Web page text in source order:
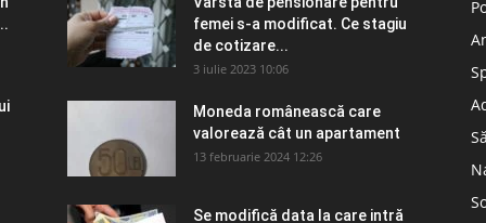
femei s-a modificat. Ce stagiu
de cotizare...
3 iulie 2023 10:06
Moneda românească care
valorează cât un apartament
13 februarie 2024 12:26
Se modifică data la care intră